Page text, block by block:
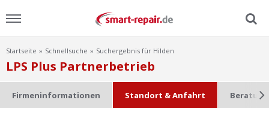
Menu
Home
Startseite Schnellsuche Suchergebnis für Hilden
LPS Plus Partnerbetrieb
Firmeninformationen Standort & Anfahrt